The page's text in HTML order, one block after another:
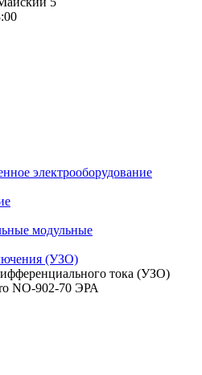
электрооборудование
модульные
(УЗО)
тока (УЗО)
NO-902-70 ЭРА